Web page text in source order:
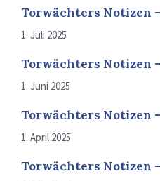
Torwächters Notizen
1. Juli 2025
Torwächters Notizen
1. Juni 2025
Torwächters Notizen
1. April 2025
Torwächters Notizen